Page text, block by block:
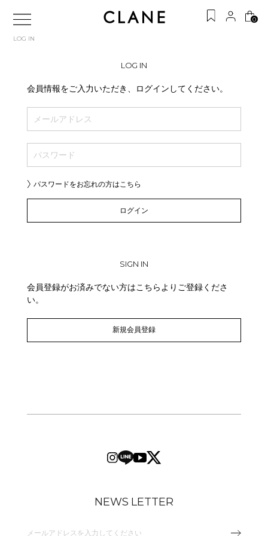
0
LOG IN
LOG IN
会員情報をご入力いただき、ログインしてください。
パスワードをお忘れの方はこちら
ログイン
SIGN IN
会員登録がお済みでない方はこちらよりご登録くださ
い。
新規会員登録
NEWS LETTER